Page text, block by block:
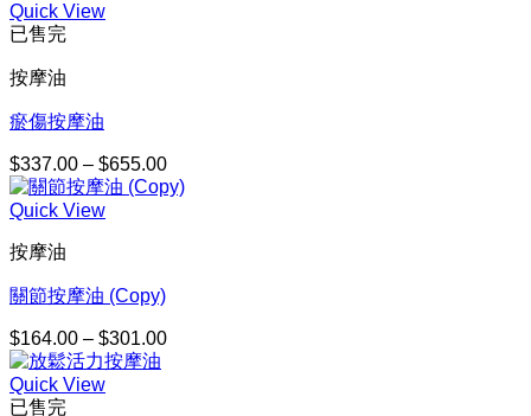
Quick View
已售完
按摩油
瘀傷按摩油
$337.00 – $655.00價
格
Quick View
按摩油
關節按摩油 (Copy)
$164.00 – $301.00價
Quick View
已售完